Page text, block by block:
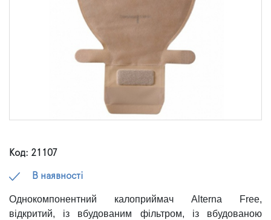
Код: 21107
В наявності
Однокомпонентний калоприймач Alterna Free,
відкритий, із вбудованим фільтром, із вбудованою